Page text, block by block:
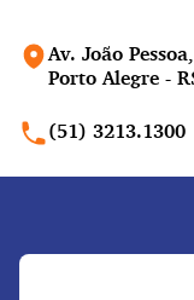
Av. João
Porto Alegre -
(51) 3213.1300